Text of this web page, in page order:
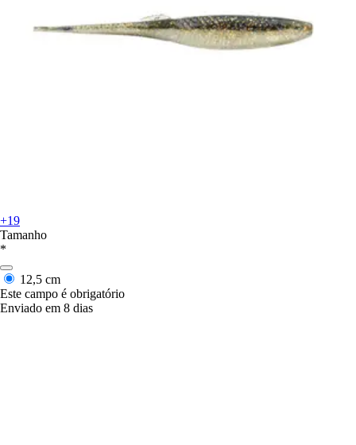
+19
Tamanho
*
12,5 cm
Este campo é obrigatório
Enviado em 8 dias